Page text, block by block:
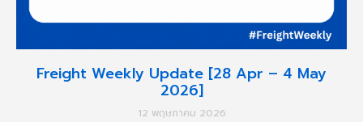
Freight Weekly Update [28 Apr – 4 May
2026]
12 พฤษภาคม 2026